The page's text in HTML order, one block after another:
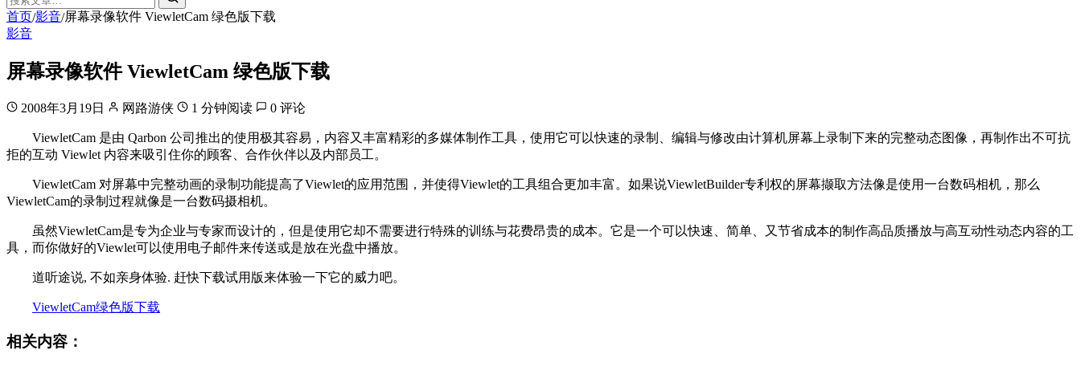
首页/影音/屏幕录像软件 ViewletCam 绿色版下载
影音
屏幕录像软件 ViewletCam 绿色版下载
2008年3月19日 网路游侠 1 分钟阅读 0 评论
ViewletCam 是由 Qarbon 公司推出的使用极其容易，内容又丰富精彩的多媒体制作工具，使用它可以快速的录制、编辑与修改由计算机屏幕上录制下来的完整动态图像，再制作出不可抗
拒的互动 Viewlet 内容来吸引住你的顾客、合作伙伴以及内部员工。
ViewletCam 对屏幕中完整动画的录制功能提高了Viewlet的应用范围，并使得Viewlet的工具组合更加丰富。如果说ViewletBuilder专利权的屏幕撷取方法像是使用一台数码相机，那么
ViewletCam的录制过程就像是一台数码摄相机。
虽然ViewletCam是专为企业与专家而设计的，但是使用它却不需要进行特殊的训练与花费昂贵的成本。它是一个可以快速、简单、又节省成本的制作高品质播放与高互动性动态内容的工
具，而你做好的Viewlet可以使用电子邮件来传送或是放在光盘中播放。
道听途说, 不如亲身体验. 赶快下载试用版来体验一下它的威力吧。
ViewletCam绿色版下载
相关内容：